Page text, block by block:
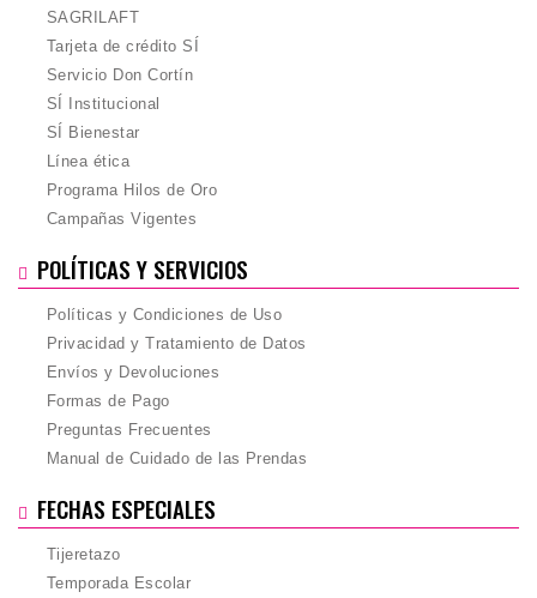
SAGRILAFT
Tarjeta de crédito SÍ
Servicio Don Cortín
SÍ Institucional
SÍ Bienestar
Línea ética
Programa Hilos de Oro
Campañas Vigentes
POLÍTICAS Y SERVICIOS
Políticas y Condiciones de Uso
Privacidad y Tratamiento de Datos
Envíos y Devoluciones
Formas de Pago
Preguntas Frecuentes
Manual de Cuidado de las Prendas
FECHAS ESPECIALES
Tijeretazo
Temporada Escolar